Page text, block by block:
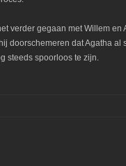
verder gegaan met Willem
doorschemeren dat Agatha
steeds spoorloos te zijn.